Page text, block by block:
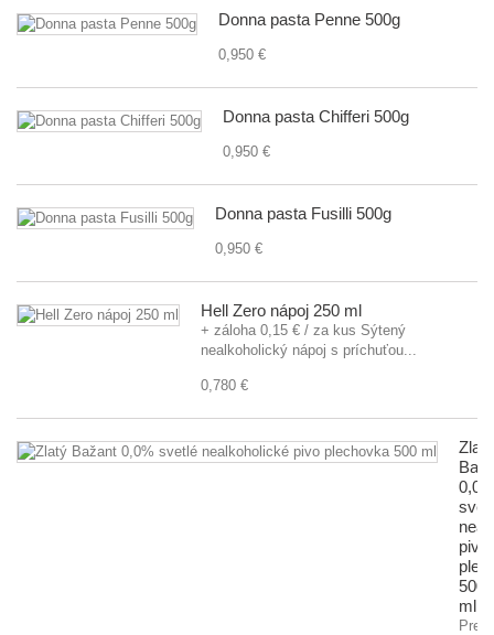
Donna pasta Penne 500g
0,950 €
Donna pasta Chifferi 500g
0,950 €
Donna pasta Fusilli 500g
0,950 €
Hell Zero nápoj 250 ml
+ záloha 0,15 € / za kus Sýtený
nealkoholický nápoj s príchuťou...
0,780 €
Zlatý
0,0%
pivo
500
ml